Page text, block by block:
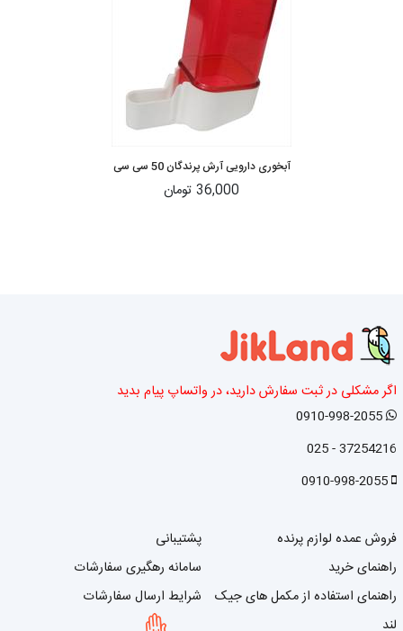
آبخوری دارویی آرش پرندگان 50 سی سی
36,000 تومان
اگر مشکلی در ثبت سفارش دارید، در واتساپ پیام بدید
0910-998-2055
37254216 - 025
0910-998-2055
فروش عمده لوازم پرنده
راهنمای خرید
راهنمای استفاده از مکمل های جیک
لند
پشتیبانی
سامانه رهگیری سفارشات
شرایط ارسال سفارشات